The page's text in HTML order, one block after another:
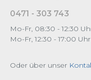
0471 - 303 743
Mo-Fr, 08:30 - 12:30
Mo-Fr, 12:30 - 17:00 Uhr
Oder über unser